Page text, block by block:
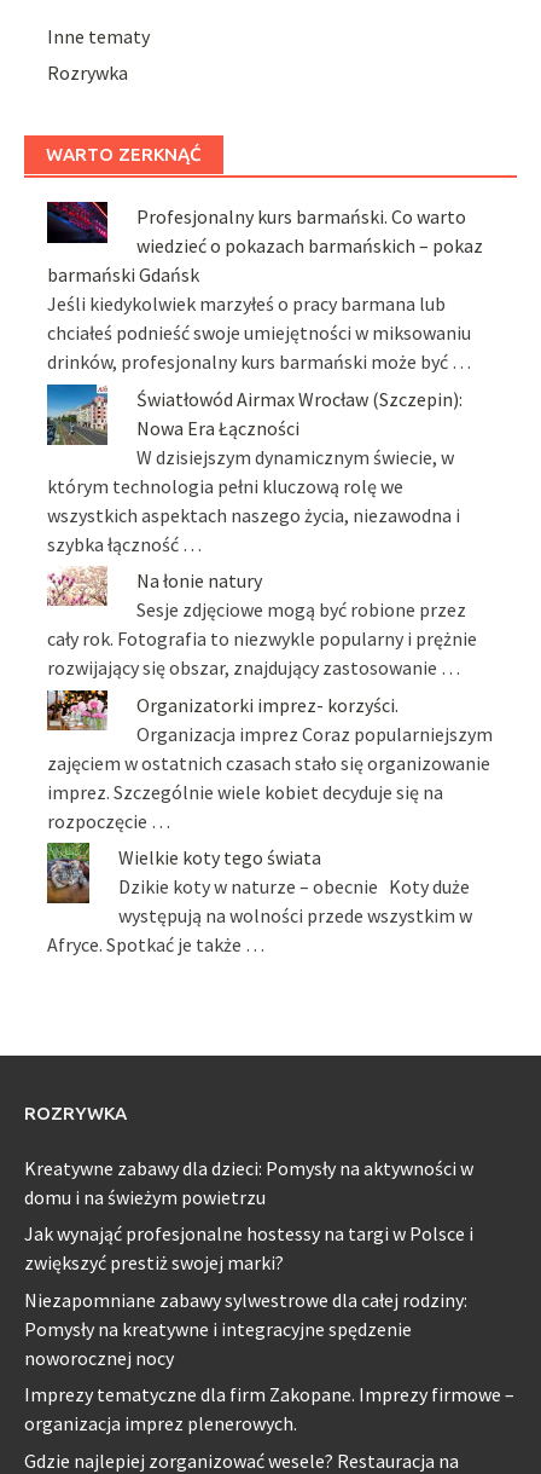
Inne tematy
Rozrywka
WARTO ZERKNĄĆ
Profesjonalny kurs barmański. Co warto
wiedzieć o pokazach barmańskich – pokaz
barmański Gdańsk
Jeśli kiedykolwiek marzyłeś o pracy barmana lub
chciałeś podnieść swoje umiejętności w miksowaniu
drinków, profesjonalny kurs barmański może być …
Światłowód Airmax Wrocław (Szczepin):
Nowa Era Łączności
W dzisiejszym dynamicznym świecie, w
którym technologia pełni kluczową rolę we
wszystkich aspektach naszego życia, niezawodna i
szybka łączność …
Na łonie natury
Sesje zdjęciowe mogą być robione przez
cały rok. Fotografia to niezwykle popularny i prężnie
rozwijający się obszar, znajdujący zastosowanie …
Organizatorki imprez- korzyści.
Organizacja imprez Coraz popularniejszym
zajęciem w ostatnich czasach stało się organizowanie
imprez. Szczególnie wiele kobiet decyduje się na
rozpoczęcie …
Wielkie koty tego świata
Dzikie koty w naturze – obecnie Koty duże
występują na wolności przede wszystkim w
Afryce. Spotkać je także …
ROZRYWKA
Kreatywne zabawy dla dzieci: Pomysły na aktywności w
domu i na świeżym powietrzu
Jak wynająć profesjonalne hostessy na targi w Polsce i
zwiększyć prestiż swojej marki?
Niezapomniane zabawy sylwestrowe dla całej rodziny:
Pomysły na kreatywne i integracyjne spędzenie
noworocznej nocy
Imprezy tematyczne dla firm Zakopane. Imprezy firmowe –
organizacja imprez plenerowych.
Gdzie najlepiej zorganizować wesele? Restauracja na